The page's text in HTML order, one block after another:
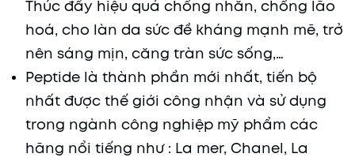
Thúc đẩy hiệu quả chống nhăn, chống lão
hoá, cho làn da sức đề kháng mạnh mẽ, trở
nên sáng mịn, căng tràn sức sống,…
Peptide là thành phần mới nhất, tiến bộ
nhất được thế giới công nhận và sử dụng
trong ngành công nghiệp mỹ phẩm các
hãng nổi tiếng như : La mer, Chanel, La